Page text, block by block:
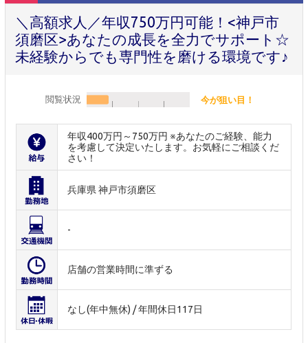
＼高額求人／年収750万円可能！<神戸市
須磨区>あなたの成長を全力でサポート☆
未経験からでも専門性を磨ける環境です♪
閲覧状況 今が狙い目！
年収400万円～750万円 ※あなたのご経験、能力
を考慮して決定いたします。お気軽にご相談くだ
さい！
兵庫県 神戸市須磨区
-
店舗の営業時間に準ずる
なし(年中無休) / 年間休日117日